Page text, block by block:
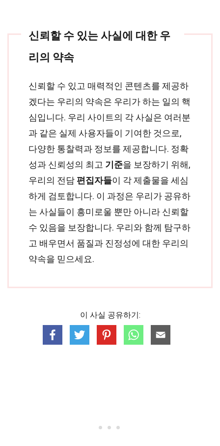
신뢰할 수 있는 사실에 대한 우
리의 약속
신뢰할 수 있고 매력적인 콘텐츠를 제공하
겠다는 우리의 약속은 우리가 하는 일의 핵
심입니다. 우리 사이트의 각 사실은 여러분
과 같은 실제 사용자들이 기여한 것으로,
다양한 통찰력과 정보를 제공합니다. 정확
성과 신뢰성의 최고 기준을 보장하기 위해,
우리의 전담 편집자들이 각 제출물을 세심
하게 검토합니다. 이 과정은 우리가 공유하
는 사실들이 흥미로울 뿐만 아니라 신뢰할
수 있음을 보장합니다. 우리와 함께 탐구하
고 배우면서 품질과 진정성에 대한 우리의
약속을 믿으세요.
이 사실 공유하기: